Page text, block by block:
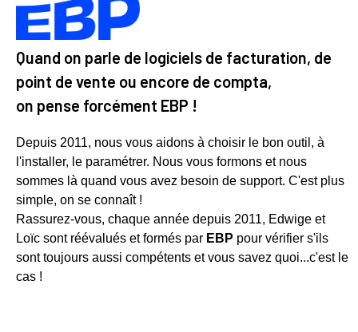
Quand on parle de logiciels de facturation, de
point de vente ou encore de compta,
on pense forcément EBP !
Depuis 2011, nous vous aidons à choisir le bon outil, à
l'installer, le paramétrer. Nous vous formons et nous
sommes là quand vous avez besoin de support. C'est plus
simple, on se connaît !
Rassurez-vous, chaque année depuis 2011, Edwige et
Loïc sont réévalués et formés par EBP pour vérifier s'ils
sont toujours aussi compétents et vous savez quoi...c'est le
cas !